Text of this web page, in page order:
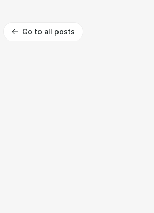
Go to all posts